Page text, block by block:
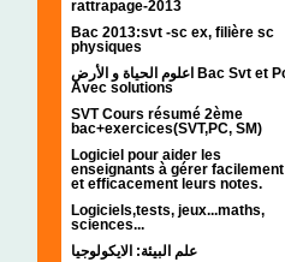
rattrapage-2013
Bac 2013:svt -sc ex, filière sc
physiques
اعلوم الحياة و الأرض Bac Svt et Pc
Avec solutions
SVT Cours résumé 2ème
bac+exercices(SVT,PC, SM)
Logiciel pour aider les
enseignants à gérer facilement
et efficacement leurs notes.
Logiciels,tests, jeux...maths,
sciences...
علم البيئة: الايكولوجيا